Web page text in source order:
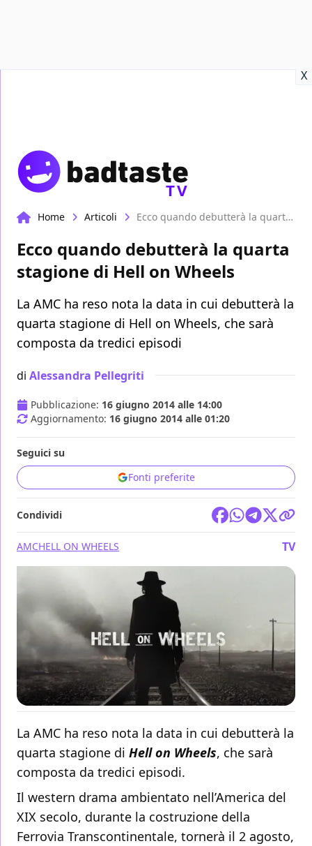
X
TV
Home Articoli Ecco quando debutterà la quarta stagione di Hell on Wheels
Ecco quando debutterà la quarta
stagione di Hell on Wheels
La AMC ha reso nota la data in cui debutterà la
quarta stagione di Hell on Wheels, che sarà
composta da tredici episodi
di Alessandra Pellegriti
Pubblicazione: 16 giugno 2014 alle 14:00
Aggiornamento: 16 giugno 2014 alle 01:20
Seguici su
Fonti preferite
Condividi
AMCHELL ON WHEELS TV
La AMC ha reso nota la data in cui debutterà la
quarta stagione di Hell on Wheels, che sarà
composta da tredici episodi.
Il western drama ambientato nell’America del
XIX secolo, durante la costruzione della
Ferrovia Transcontinentale, tornerà il 2 agosto,